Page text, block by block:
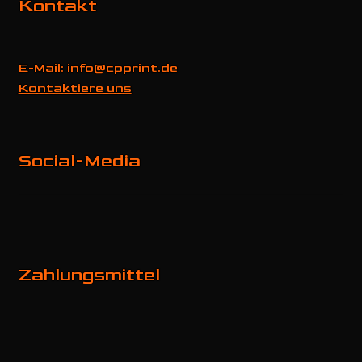
Kontakt
E-Mail: info@cpprint.de
Kontaktiere uns
Social-Media
Zahlungsmittel